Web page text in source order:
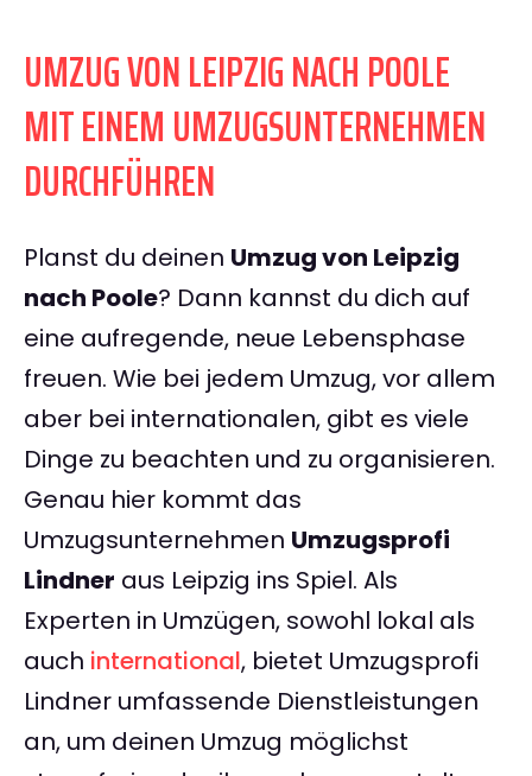
UMZUG VON LEIPZIG NACH POOLE
MIT EINEM UMZUGSUNTERNEHMEN
DURCHFÜHREN
Planst du deinen Umzug von Leipzig
nach Poole? Dann kannst du dich auf
eine aufregende, neue Lebensphase
freuen. Wie bei jedem Umzug, vor allem
aber bei internationalen, gibt es viele
Dinge zu beachten und zu organisieren.
Genau hier kommt das
Umzugsunternehmen Umzugsprofi
Lindner aus Leipzig ins Spiel. Als
Experten in Umzügen, sowohl lokal als
auch international, bietet Umzugsprofi
Lindner umfassende Dienstleistungen
an, um deinen Umzug möglichst